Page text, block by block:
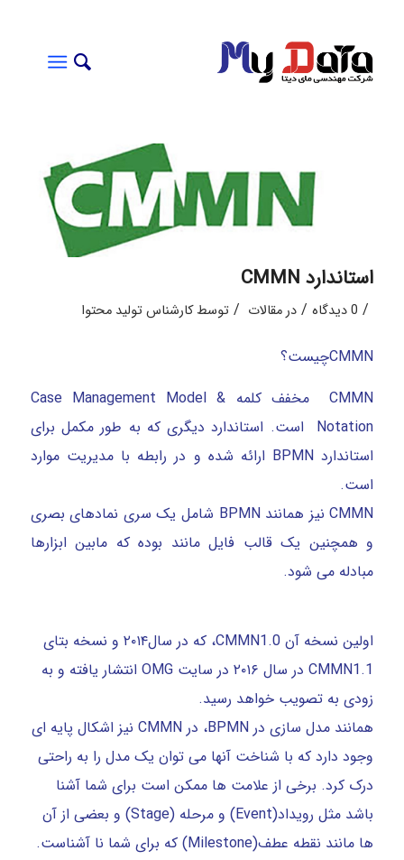
استاندارد CMMN
/ 0 دیدگاه / درمقالات / توسطکارشناس تولید محتوا
CMMNچیست؟
CMMN مخفف کلمه Case Management Model &
Notation است. استاندارد دیگری که به طور مکمل برای
استاندارد BPMN ارائه شده و در رابطه با مدیریت موارد
است.
CMMN نیز همانند BPMN شامل یک سری نمادهای بصری
و همچنین یک قالب فایل مانند بوده که مابین ابزارها
مبادله می شود.
اولین نسخه آن CMMN1.0، که در سال۲۰۱۴ و نسخه بتای
CMMN1.1 در سال ۲۰۱۶ در سایت OMG انتشار یافته و به
زودی به تصویب خواهد رسید.
همانند مدل سازی در BPMN، در CMMN نیز اشکال پایه ای
وجود دارد که با شناخت آنها می توان یک مدل را به راحتی
درک کرد. برخی از علامت ها ممکن است برای شما آشنا
باشد مثل رویداد(Event) و مرحله (Stage) و بعضی از آن
ها مانند نقطه عطف(Milestone) که برای شما نا آشناست.